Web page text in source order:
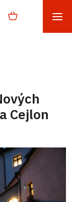
Cejlon